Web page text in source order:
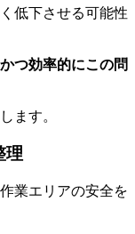
低下させる可能性
つ効率的にこの問
ます。
理
業エリアの安全を